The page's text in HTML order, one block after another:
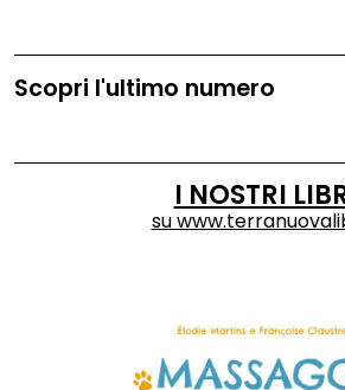
Scopri l'ultimo numero
I NOSTRI
su